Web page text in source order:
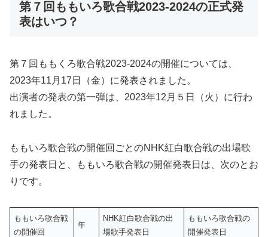
第７回ももいろ歌合戦2023-2024の正式発
表はいつ？
第７回ももくろ歌合戦2023-2024の開催については、
2023年11月17日（金）に発表されました。
出演者の発表の第一弾は、2023年12月５日（火）に行わ
れました。
ももいろ歌合戦の開催回ごとのNHK紅白歌合戦の出場歌
手の発表日と、ももいろ歌合戦の開催発表日は、次のとお
りです。
ももいろ歌合戦
の開催回
年
NHK紅白歌合戦の出
場歌手発表日
ももいろ歌合戦の
開催発表日